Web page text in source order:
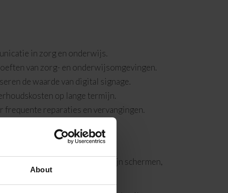
About
in zorg en onderwijs.
van zorg- en onderwijsomgevingen.
de waarde van digital signage.
op lange termijn.
reparaties en vervangingen.
hardwarecomponenten zijn schermen,